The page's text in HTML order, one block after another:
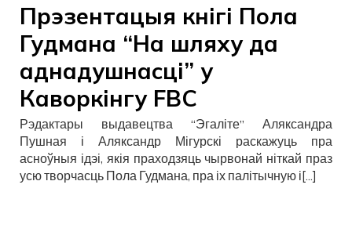
Прэзентацыя кнігі Пола
Гудмана “На шляху да
аднадушнасці” у
Каворкінгу FBC
Рэдактары выдавецтва “Эгаліте” Аляксандра
Пушная і Аляксандр Мігурскі раскажуць пра
асноўныя ідэі, якія праходзяць чырвонай ніткай праз
усю творчасць Пола Гудмана, пра іх палітычную і[…]